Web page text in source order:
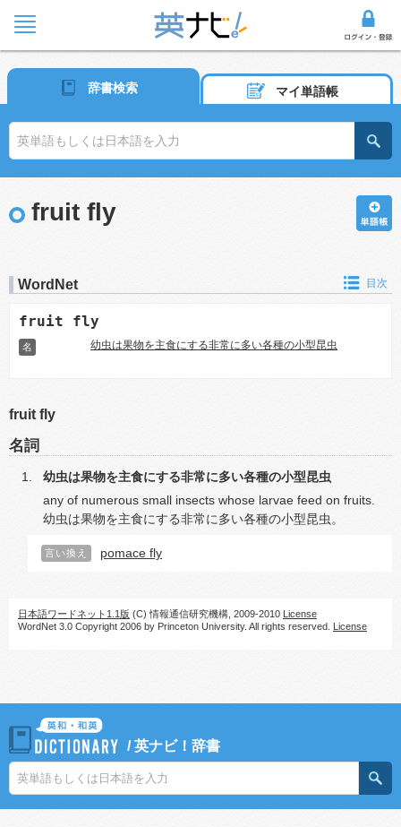
辞書検索 マイ単語帳
fruit fly
WordNet 目次
fruit fly
名 幼虫は果物を主食にする非常に多い各種の小型昆虫
fruit fly
名詞
幼虫は果物を主食にする非常に多い各種の小型昆虫
any of numerous small insects whose larvae feed on fruits.
幼虫は果物を主食にする非常に多い各種の小型昆虫。
言い換え pomace fly
日本語ワードネット1.1版 (C) 情報通信研究機構, 2009-2010 License
WordNet 3.0 Copyright 2006 by Princeton University. All rights reserved. License
/英ナビ！辞書